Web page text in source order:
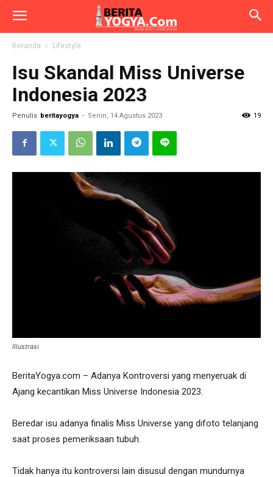
Beranda Lifestyle
Isu Skandal Miss Universe
Indonesia 2023
Penulis beritayogya - Senin, 14 Agustus 2023 19
Illustrasi
BeritaYogya.com – Adanya Kontroversi yang menyeruak di
Ajang kecantikan Miss Universe Indonesia 2023.
Beredar isu adanya finalis Miss Universe yang difoto telanjang
saat proses pemeriksaan tubuh.
Tidak hanya itu kontroversi lain disusul dengan mundurnya